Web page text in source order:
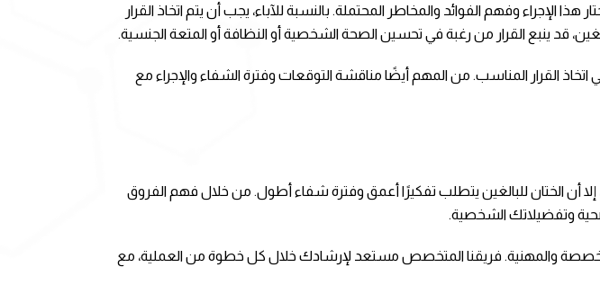
الإجراء وفهم الفوائد والمخاطر المحتملة. بالنسبة للآباء، يجب أن يتم اتخاذ القرار
قد ينبع القرار من رغبة في تحسين الصحة الشخصية أو النظافة أو المتعة الجنسية.
القرار المناسب. من المهم أيضًا مناقشة التوقعات وفترة الشفاء والإجراء مع
أن الختان للبالغين يتطلب تفكيرًا أعمق وفترة شفاء أطول. من خلال فهم الفروق
وتفضيلاتك الشخصية.
والمهنية. فريقنا المتخصص مستعد لإرشادك خلال كل خطوة من العملية، مع